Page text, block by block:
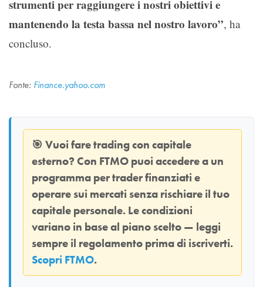
strumenti per raggiungere i nostri obiettivi e
mantenendo la testa bassa nel nostro lavoro”, ha
concluso.
Fonte: Finance.yahoo.com
🎯 Vuoi fare trading con capitale
esterno? Con FTMO puoi accedere a un
programma per trader finanziati e
operare sui mercati senza rischiare il tuo
capitale personale. Le condizioni
variano in base al piano scelto — leggi
sempre il regolamento prima di iscriverti.
Scopri FTMO.